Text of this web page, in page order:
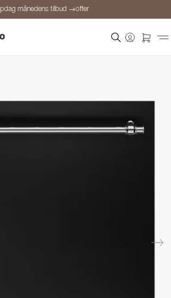
månedens tilbud →offer
månedens tilbud →offer